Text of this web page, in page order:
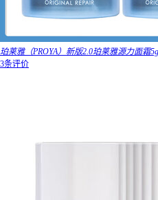
珀莱雅（PROYA）新版2.0珀莱雅源力面霜
3条评价